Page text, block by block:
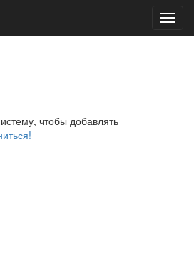
чтобы добавлять